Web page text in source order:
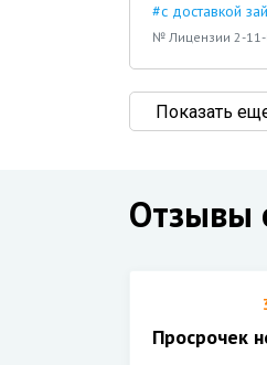
#с доставкой
№ Лицензии 2-11-
Показать
Отзывы
Просрочек